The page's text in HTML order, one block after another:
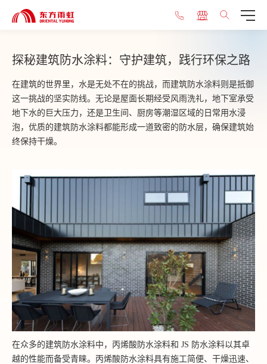
探秘建筑防水涂料：守护建筑，践行环保之路
在建筑的世界里，水是无处不在的挑战，而建筑防水涂料则是抵御
这一挑战的坚实防线。无论是屋面长期经受风雨洗礼，地下室承受
地下水的巨大压力，还是卫生间、厨房等潮湿区域的日常用水浸
泡，优质的建筑防水涂料都能形成一道致密的防水层，确保建筑始
终保持干燥。
在众多的建筑防水涂料中，丙烯酸防水涂料和 JS 防水涂料以其卓
越的性能而备受青睐。丙烯酸防水涂料具有施工简便、干燥迅速、